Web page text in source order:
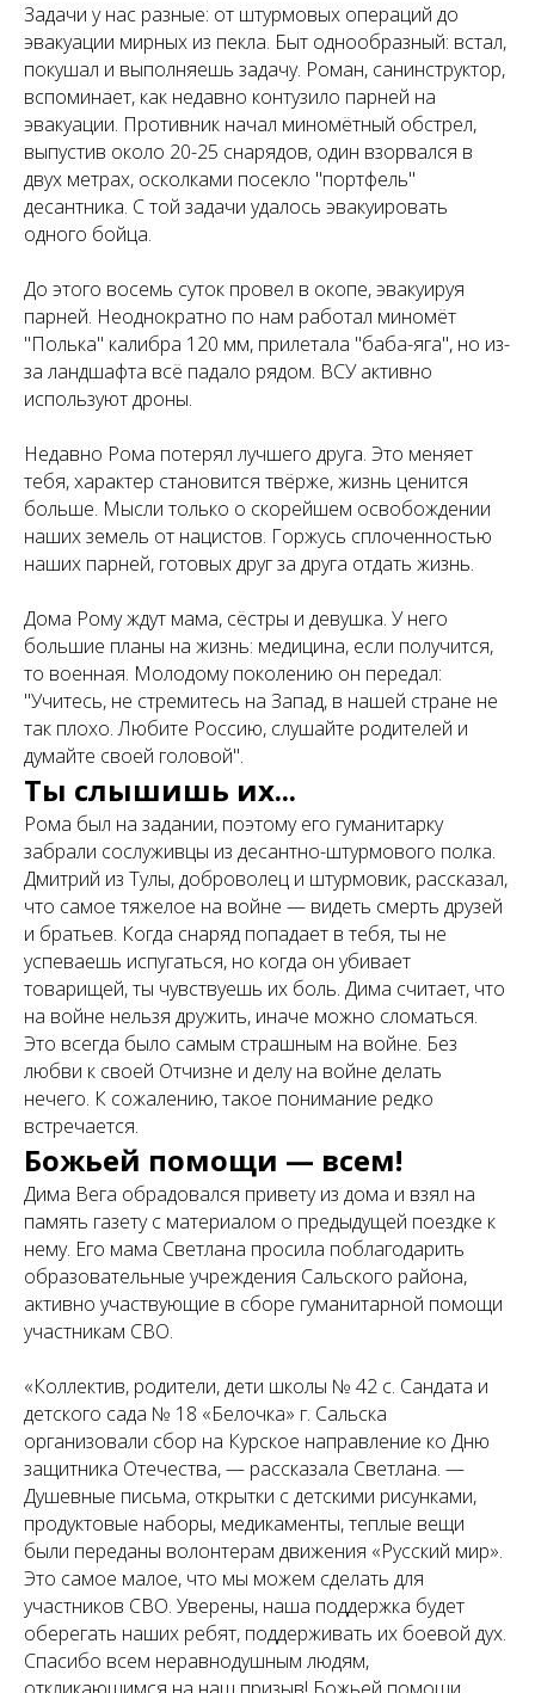
Задачи у нас разные: от штурмовых операций до
эвакуации мирных из пекла. Быт однообразный: встал,
покушал и выполняешь задачу. Роман, санинструктор,
вспоминает, как недавно контузило парней на
эвакуации. Противник начал миномётный обстрел,
выпустив около 20-25 снарядов, один взорвался в
двух метрах, осколками посекло "портфель"
десантника. С той задачи удалось эвакуировать
одного бойца.
До этого восемь суток провел в окопе, эвакуируя
парней. Неоднократно по нам работал миномёт
"Полька" калибра 120 мм, прилетала "баба-яга", но из-
за ландшафта всё падало рядом. ВСУ активно
используют дроны.
Недавно Рома потерял лучшего друга. Это меняет
тебя, характер становится твёрже, жизнь ценится
больше. Мысли только о скорейшем освобождении
наших земель от нацистов. Горжусь сплоченностью
наших парней, готовых друг за друга отдать жизнь.
Дома Рому ждут мама, сёстры и девушка. У него
большие планы на жизнь: медицина, если получится,
то военная. Молодому поколению он передал:
"Учитесь, не стремитесь на Запад, в нашей стране не
так плохо. Любите Россию, слушайте родителей и
думайте своей головой".
Ты слышишь их...
Рома был на задании, поэтому его гуманитарку
забрали сослуживцы из десантно-штурмового полка.
Дмитрий из Тулы, доброволец и штурмовик, рассказал,
что самое тяжелое на войне — видеть смерть друзей
и братьев. Когда снаряд попадает в тебя, ты не
успеваешь испугаться, но когда он убивает
товарищей, ты чувствуешь их боль. Дима считает, что
на войне нельзя дружить, иначе можно сломаться.
Это всегда было самым страшным на войне. Без
любви к своей Отчизне и делу на войне делать
нечего. К сожалению, такое понимание редко
встречается.
Божьей помощи — всем!
Дима Вега обрадовался привету из дома и взял на
память газету с материалом о предыдущей поездке к
нему. Его мама Светлана просила поблагодарить
образовательные учреждения Сальского района,
активно участвующие в сборе гуманитарной помощи
участникам СВО.
«Коллектив, родители, дети школы № 42 с. Сандата и
детского сада № 18 «Белочка» г. Сальска
организовали сбор на Курское направление ко Дню
защитника Отечества, — рассказала Светлана. —
Душевные письма, открытки с детскими рисунками,
продуктовые наборы, медикаменты, теплые вещи
были переданы волонтерам движения «Русский мир».
Это самое малое, что мы можем сделать для
участников СВО. Уверены, наша поддержка будет
оберегать наших ребят, поддерживать их боевой дух.
Спасибо всем неравнодушным людям,